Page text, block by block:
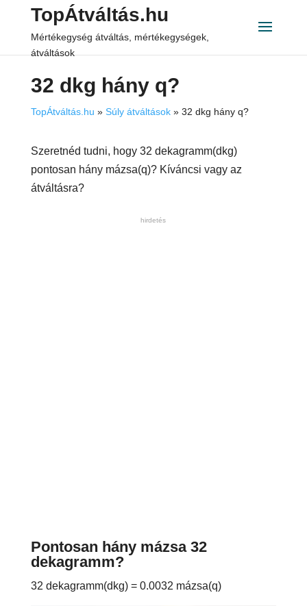
TopÁtváltás.hu
Mértékegység átváltás, mértékegységek,
átváltások
32 dkg hány q?
TopÁtváltás.hu » Súly átváltások» 32 dkg hány q?
Szeretnéd tudni, hogy 32 dekagramm(dkg)
pontosan hány mázsa(q)? Kíváncsi vagy az
átváltásra?
hirdetés
Pontosan hány mázsa 32
dekagramm?
32 dekagramm(dkg) = 0.0032 mázsa(q)